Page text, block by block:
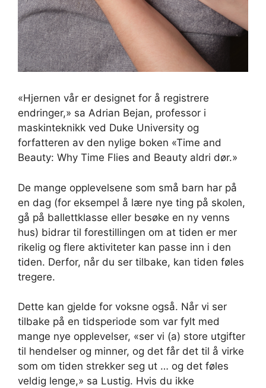
«Hjernen vår er designet for å registrere
endringer,» sa Adrian Bejan, professor i
maskinteknikk ved Duke University og
forfatteren av den nylige boken «Time and
Beauty: Why Time Flies and Beauty aldri dør.»
De mange opplevelsene som små barn har på
en dag (for eksempel å lære nye ting på skolen,
gå på ballettklasse eller besøke en ny venns
hus) bidrar til forestillingen om at tiden er mer
rikelig og flere aktiviteter kan passe inn i den
tiden. Derfor, når du ser tilbake, kan tiden føles
tregere.
Dette kan gjelde for voksne også. Når vi ser
tilbake på en tidsperiode som var fylt med
mange nye opplevelser, «ser vi (a) store utgifter
til hendelser og minner, og det får det til å virke
som om tiden strekker seg ut … og det føles
veldig lenge,» sa Lustig. Hvis du ikke